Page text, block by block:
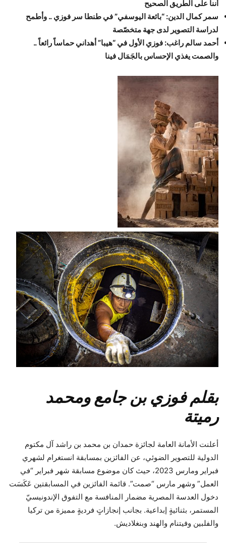
أننا على الطريق الصحيح
سمر كمال الدين: “بائعة اليوسفي” في طنطا سر فوزي .. وأطمح
لدراسة التصوير لدى جهة متخصّصة
أحمد سالم راغب: فوزي الأول في “هيبا” أهداني حماساً رائعاً ..
والصمت يغذي الإحساس بالجَمَال فينا
بقلم فوزي بن جامع ومحمد
رميتة
أعلنت الأمانة العامة لجائزة حمدان بن محمد بن راشد آل مكتوم
الدولية للتصوير الضوئي، عن الفائزين بمسابقة انستغرام لشهري
فبراير ومارس 2023، حيث كان موضوع مسابقة شهر
فبراير “في
العمل” وشهر مارس “صمت”. قائمة الفائزين في المسابقتين عَكَسَت
دخول العدسة المصرية مضمار المنافسة مع التفوق الإندونيسيّ
المستمر، بثنائيةٍ إبداعية. بجانب إنجازاتٍ فرديةٍ مميزة من تركيا
والفلبين وفيتنام والهند وبنغلاديش.